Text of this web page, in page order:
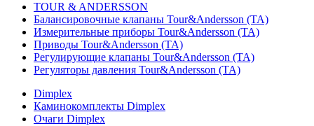
TOUR & ANDERSSON
Балансировочные клапаны Tour&Andersson (TA)
Измерительные приборы Tour&Andersson (TA)
Приводы Tour&Andersson (TA)
Регулирующие клапаны Tour&Andersson (TA)
Регуляторы давления Tour&Andersson (TA)
Dimplex
Каминокомплекты Dimplex
Очаги Dimplex